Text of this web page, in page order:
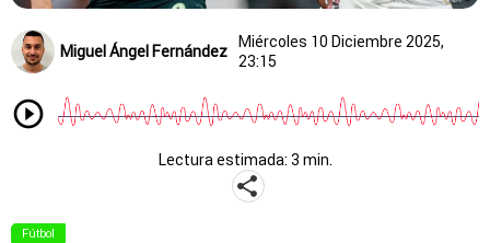
Miguel Ángel Fernández
Miércoles 10 Diciembre 2025,
23:15
Lectura estimada: 3 min.
Fútbol